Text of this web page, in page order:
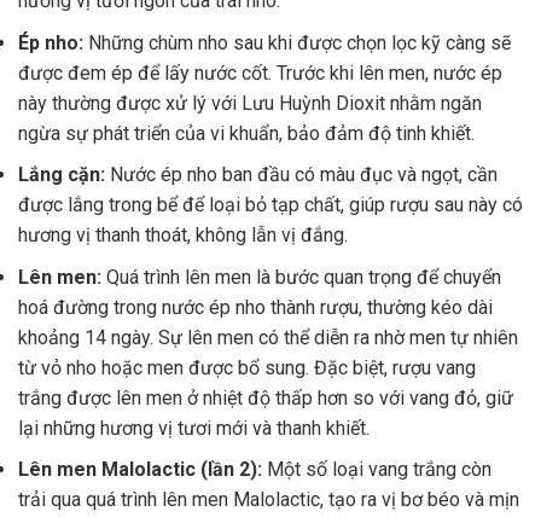
Ép nho: Những chùm nho sau khi được chọn lọc kỹ càng sẽ
được đem ép để lấy nước cốt. Trước khi lên men, nước ép
này thường được xử lý với Lưu Huỳnh Dioxit nhằm ngăn
ngừa sự phát triển của vi khuẩn, bảo đảm độ tinh khiết.
Lắng cặn: Nước ép nho ban đầu có màu đục và ngọt, cần
được lắng trong bể để loại bỏ tạp chất, giúp rượu sau này có
hương vị thanh thoát, không lẫn vị đắng.
Lên men: Quá trình lên men là bước quan trọng để chuyển
hoá đường trong nước ép nho thành rượu, thường kéo dài
khoảng 14 ngày. Sự lên men có thể diễn ra nhờ men tự nhiên
từ vỏ nho hoặc men được bổ sung. Đặc biệt, rượu vang
trắng được lên men ở nhiệt độ thấp hơn so với vang đỏ, giữ
lại những hương vị tươi mới và thanh khiết.
Lên men Malolactic (lần 2): Một số loại vang trắng còn
trải qua quá trình lên men Malolactic, tạo ra vị bơ béo và mịn